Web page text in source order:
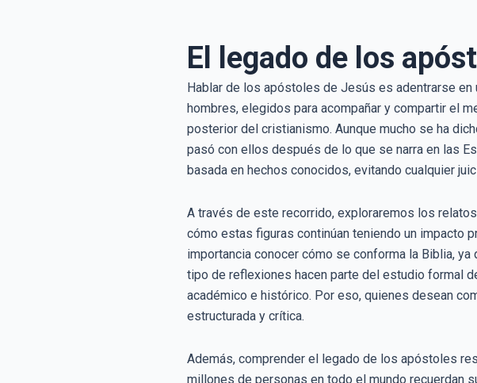
El legado de los
Hablar de los apóstoles de Jesús es adentrarse
hombres, elegidos para acompañar y compartir el
posterior del cristianismo. Aunque mucho se ha
pasó con ellos después de lo que se narra en las
basada en hechos conocidos, evitando cualquier
A través de este recorrido, exploraremos los
cómo estas figuras continúan teniendo un impacto
importancia conocer cómo se conforma la Biblia,
tipo de reflexiones hacen parte del estudio formal
académico e histórico. Por eso, quienes desean
estructurada y crítica.
Además, comprender el legado de los apóstoles
millones de personas en todo el mundo recuerdan